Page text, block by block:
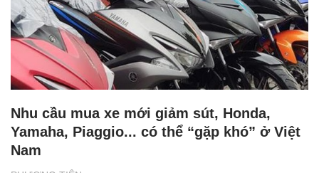
Vô lăng xe ô tô có thể bẩn hơn bồn cầu